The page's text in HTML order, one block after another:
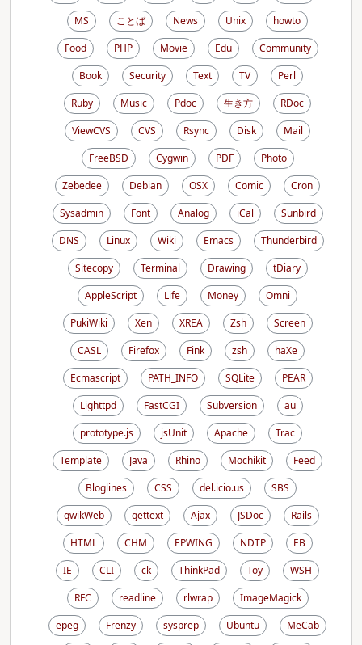
MS ことば News Unix
howto
Food
PHP Movie Edu
Community
Book
Security Text TV
Perl
Ruby
Music Pdoc 生き方
RDoc
ViewCVS
CVS Rsync Disk
Mail
FreeBSD
Cygwin PDF
Photo
Zebedee
Debian OSX Comic
Cron
Sysadmin
Font Analog iCal
Sunbird
DNS
Linux Wiki Emacs
Thunderbird
Sitecopy
Terminal Drawing
tDiary
AppleScript
Life Money
Omni
PukiWiki
Xen XREA Zsh
Screen
CASL
Firefox Fink zsh
haXe
Ecmascript
PATH_INFO SQLite
PEAR
Lighttpd
FastCGI Subversion
au
prototype.js
jsUnit Apache
Trac
Template
Java Rhino Mochikit
Feed
Bloglines
CSS del.icio.us
SBS
qwikWeb
gettext Ajax JSDoc
Rails
HTML
CHM EPWING NDTP
EB
IE
CLI ck ThinkPad Toy
WSH
RFC
readline rlwrap
ImageMagick
epeg
Frenzy sysprep Ubuntu
MeCab